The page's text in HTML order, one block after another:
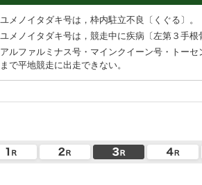
ユメノイタダキ号は，枠内駐立不良〔くぐる〕。
ユメノイタダキ号は，競走中に疾病〔左第３手
アルファルミナス号・マインクイーン号・トー
まで平地競走に出走できない。